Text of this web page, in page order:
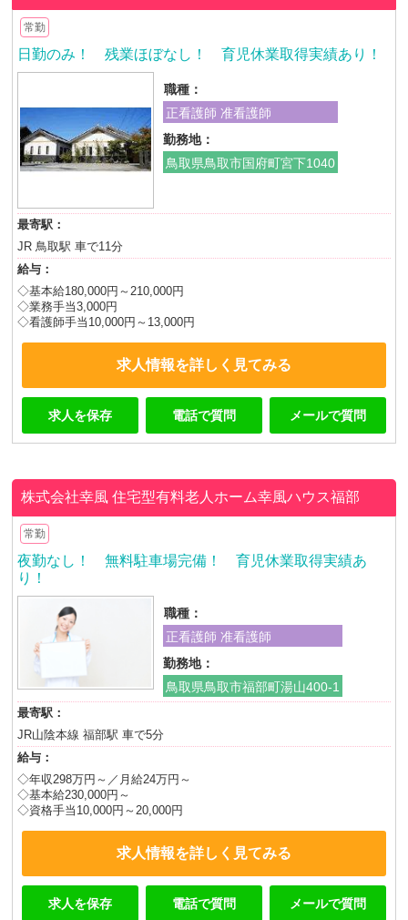
常勤
日勤のみ！ 残業ほぼなし！ 育児休業取得実績あり！
職種：
正看護師 准看護師
勤務地：
鳥取県鳥取市国府町宮下1040
最寄駅：
JR 鳥取駅 車で11分
給与：
◇基本給180,000円～210,000円
◇業務手当3,000円
◇看護師手当10,000円～13,000円
求人情報を詳しく見てみる
求人を保存 電話で質問 メールで質問
株式会社幸風住宅型有料老人ホーム幸風ハウス福部
常勤
夜勤なし！ 無料駐車場完備！ 育児休業取得実績あ
り！
職種：
正看護師 准看護師
勤務地：
鳥取県鳥取市福部町湯山400-1
最寄駅：
JR山陰本線 福部駅 車で5分
給与：
◇年収298万円～／月給24万円～
◇基本給230,000円～
◇資格手当10,000円～20,000円
求人情報を詳しく見てみる
求人を保存 電話で質問 メールで質問